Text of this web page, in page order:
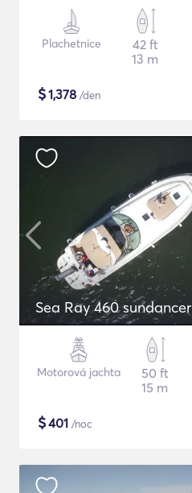
Plachetnice
42 ft
13 m
$1,378 /den
Sea Ray 460 sundancer
Motorová jachta
50 ft
15 m
$401 /noc